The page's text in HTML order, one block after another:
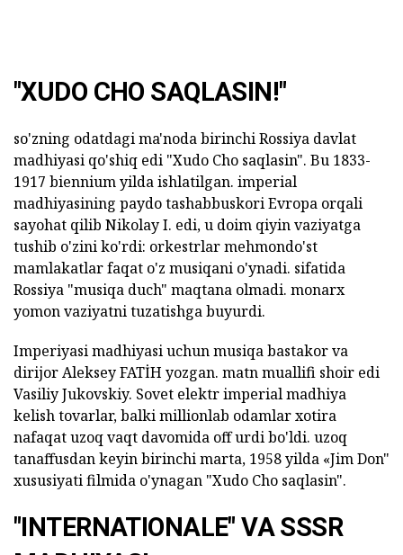
"XUDO CHO SAQLASIN!"
so'zning odatdagi ma'noda birinchi Rossiya davlat
madhiyasi qo'shiq edi "Xudo Cho saqlasin". Bu 1833-
1917 biennium yilda ishlatilgan. imperial
madhiyasining paydo tashabbuskori Evropa orqali
sayohat qilib Nikolay I. edi, u doim qiyin vaziyatga
tushib o'zini ko'rdi: orkestrlar mehmondo'st
mamlakatlar faqat o'z musiqani o'ynadi. sifatida
Rossiya "musiqa duch" maqtana olmadi. monarx
yomon vaziyatni tuzatishga buyurdi.
Imperiyasi madhiyasi uchun musiqa bastakor va
dirijor Aleksey FATİH yozgan. matn muallifi shoir edi
Vasiliy Jukovskiy. Sovet elektr imperial madhiya
kelish tovarlar, balki millionlab odamlar xotira
nafaqat uzoq vaqt davomida off urdi bo'ldi. uzoq
tanaffusdan keyin birinchi marta, 1958 yilda «Jim Don"
xususiyati filmida o'ynagan "Xudo Cho saqlasin".
"INTERNATIONALE" VA SSSR